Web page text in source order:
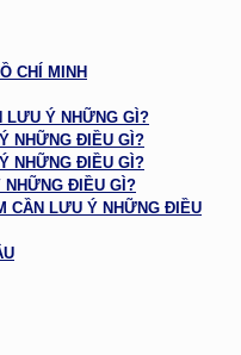
CHÍ MINH
LƯU Ý NHỮNG GÌ?
NHỮNG ĐIỀU GÌ?
NHỮNG ĐIỀU GÌ?
NHỮNG ĐIỀU GÌ?
CẦN LƯU Ý NHỮNG ĐIỀU